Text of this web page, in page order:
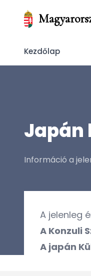
Kezdőlap
Japán
Információ a
A jelenleg
A Konzuli
A japán